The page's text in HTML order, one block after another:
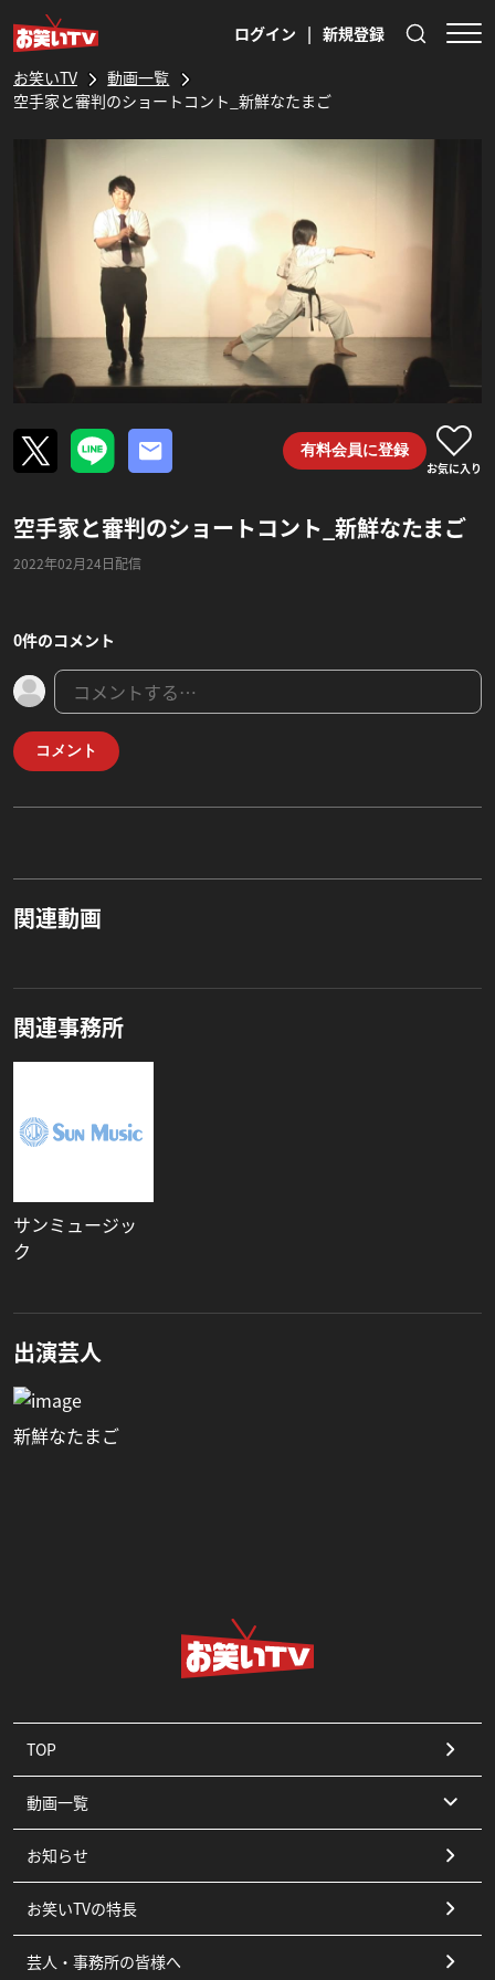
ログイン | 新規登録
お笑いTV
動画一覧
空手家と審判のショートコント_新鮮なたまご
有料会員に登録
お気に入り
空手家と審判のショートコント_新鮮なたまご
2022年02月24日配信
0件のコメント
コメント
関連動画
関連事務所
サンミュージッ
ク
出演芸人
新鮮なたまご
TOP
動画一覧
コント
漫才
ピン
お知らせ
お笑いTVの特長
芸人・事務所の皆様へ